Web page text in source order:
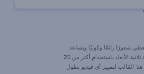
شعورًا رائعًا وكونيًا ويساعد
على صنع فيديوهات سينمائية ثلاثية الأبعاد باستخدام أكثر من 25
القالب لتمييز أي فيديو بطول